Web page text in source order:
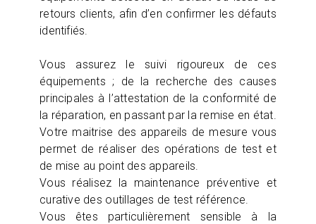
retours clients, afin d’en confirmer les défauts
identifiés.
Vous assurez le suivi rigoureux de ces
équipements ; de la recherche des causes
principales à l’attestation de la conformité de
la réparation, en passant par la remise en état.
Votre maitrise des appareils de mesure vous
permet de réaliser des opérations de test et
de mise au point des appareils.
Vous réalisez la maintenance préventive et
curative des outillages de test référence.
Vous êtes particulièrement sensible à la